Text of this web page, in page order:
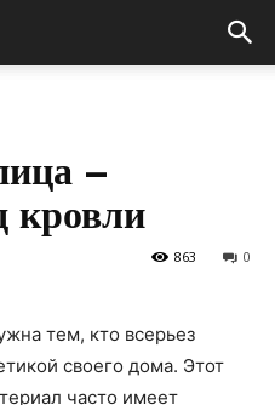
–
кровли
0
863
тем, кто всерьез
своего дома. Этот
часто имеет